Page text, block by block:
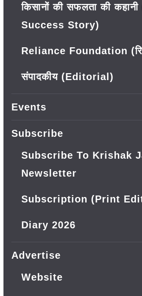
किसानों की सफलता की
Success Story)
Reliance Foundation
संपादकीय (Editorial)
Events
Subscribe
Subscribe To Krishak
Newsletter
Subscription (Print
Diary 2026
Advertise
Website